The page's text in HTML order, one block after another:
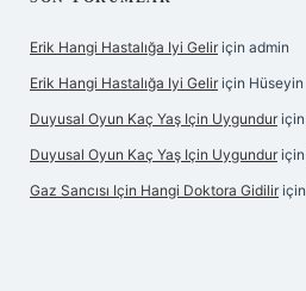
Erik Hangi Hastalığa Iyi Gelir için admin
Erik Hangi Hastalığa Iyi Gelir için Hüseyin
Duyusal Oyun Kaç Yaş Için Uygundur için
Duyusal Oyun Kaç Yaş Için Uygundur için
Gaz Sancısı Için Hangi Doktora Gidilir için